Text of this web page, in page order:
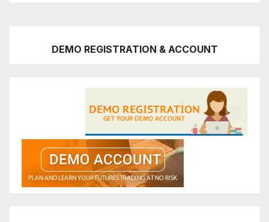
DEMO REGISTRATION & ACCOUNT